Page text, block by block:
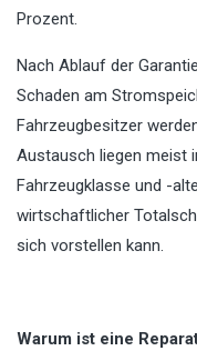
Prozent.
Nach Ablauf der
Schaden am
Fahrzeugbesitzer
Austausch liegen meist
Fahrzeugklasse und -
wirtschaftlicher
sich vorstellen kann.
Warum ist eine